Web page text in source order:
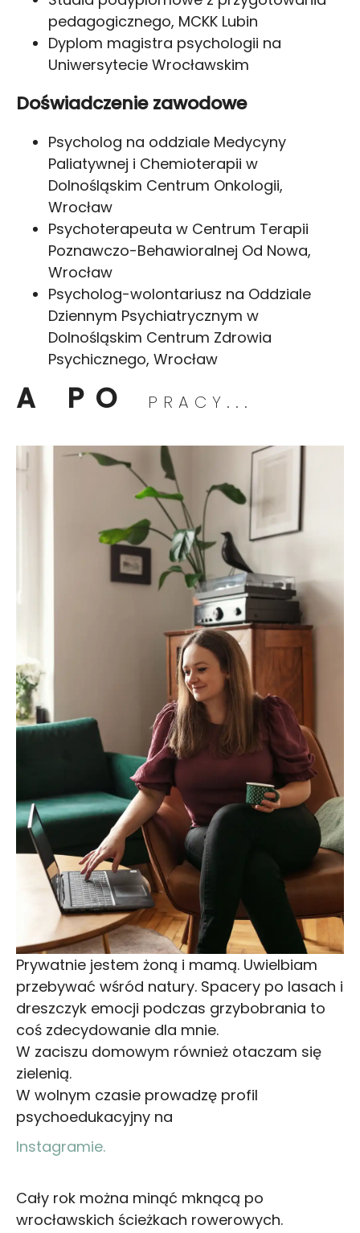
pedagogicznego, MCKK Lubin
Dyplom magistra psychologii na
Uniwersytecie Wrocławskim
Doświadczenie zawodowe
Psycholog na oddziale Medycyny
Paliatywnej i Chemioterapii w
Dolnośląskim Centrum Onkologii,
Wrocław
Psychoterapeuta w Centrum Terapii
Poznawczo-Behawioralnej Od Nowa,
Wrocław
Psycholog-wolontariusz na Oddziale
Dziennym Psychiatrycznym w
Dolnośląskim Centrum Zdrowia
Psychicznego, Wrocław
A PO PRACY...
Prywatnie jestem żoną i mamą. Uwielbiam
przebywać wśród natury. Spacery po lasach i
dreszczyk emocji podczas grzybobrania to
coś zdecydowanie dla mnie.
W zaciszu domowym również otaczam się
zielenią.
W wolnym czasie prowadzę profil
psychoedukacyjny na
Instagramie.
Cały rok można minąć mknącą po
wrocławskich ścieżkach rowerowych.